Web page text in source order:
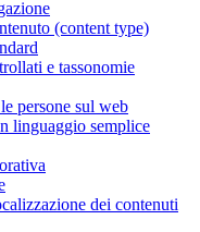
(content type)
e tassonomie
persone sul web
linguaggio semplice
dei contenuti